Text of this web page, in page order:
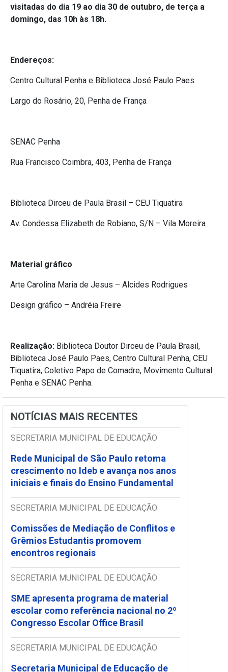
visitadas do dia 19 ao dia 30 de outubro, de terça a
domingo, das 10h às 18h.
Endereços:
Centro Cultural Penha e Biblioteca José Paulo Paes
Largo do Rosário, 20, Penha de França
SENAC Penha
Rua Francisco Coimbra, 403, Penha de França
Biblioteca Dirceu de Paula Brasil – CEU Tiquatira
Av. Condessa Elizabeth de Robiano, S/N – Vila Moreira
Material gráfico
Arte Carolina Maria de Jesus – Alcides Rodrigues
Design gráfico – Andréia Freire
Realização: Biblioteca Doutor Dirceu de Paula Brasil,
Biblioteca José Paulo Paes, Centro Cultural Penha, CEU
Tiquatira, Coletivo Papo de Comadre, Movimento Cultural
Penha e SENAC Penha.
NOTÍCIAS MAIS RECENTES
SECRETARIA MUNICIPAL DE EDUCAÇÃO
Rede Municipal de São Paulo retoma
crescimento no Ideb e avança nos anos
iniciais e finais do Ensino Fundamental
SECRETARIA MUNICIPAL DE EDUCAÇÃO
Comissões de Mediação de Conflitos e
Grêmios Estudantis promovem
encontros regionais
SECRETARIA MUNICIPAL DE EDUCAÇÃO
SME apresenta programa de material
escolar como referência nacional no 2º
Congresso Escolar Office Brasil
SECRETARIA MUNICIPAL DE EDUCAÇÃO
Secretaria Municipal de Educação de